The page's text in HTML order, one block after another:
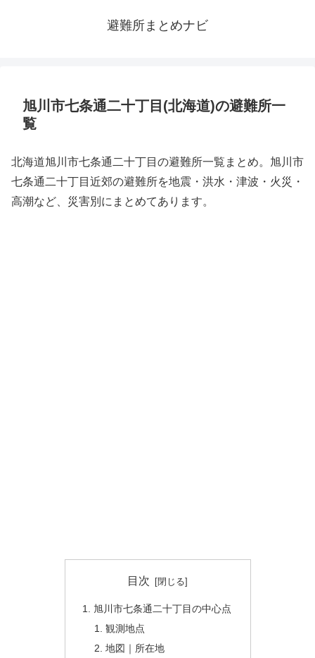
避難所まとめナビ
旭川市七条通二十丁目(北海道)の避難所一
覧
北海道旭川市七条通二十丁目の避難所一覧まとめ。旭川市
七条通二十丁目近郊の避難所を地震・洪水・津波・火災・
高潮など、災害別にまとめてあります。
目次
旭川市七条通二十丁目の中心点
観測地点
地図｜所在地